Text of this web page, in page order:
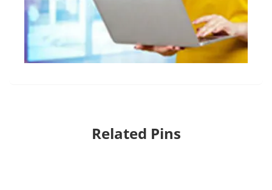
Related Pins